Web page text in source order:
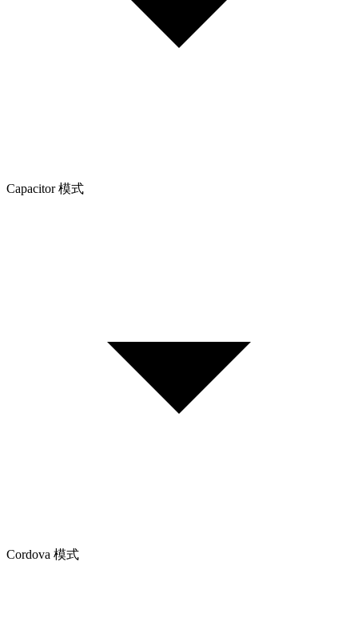
Capacitor 模式
Cordova 模式